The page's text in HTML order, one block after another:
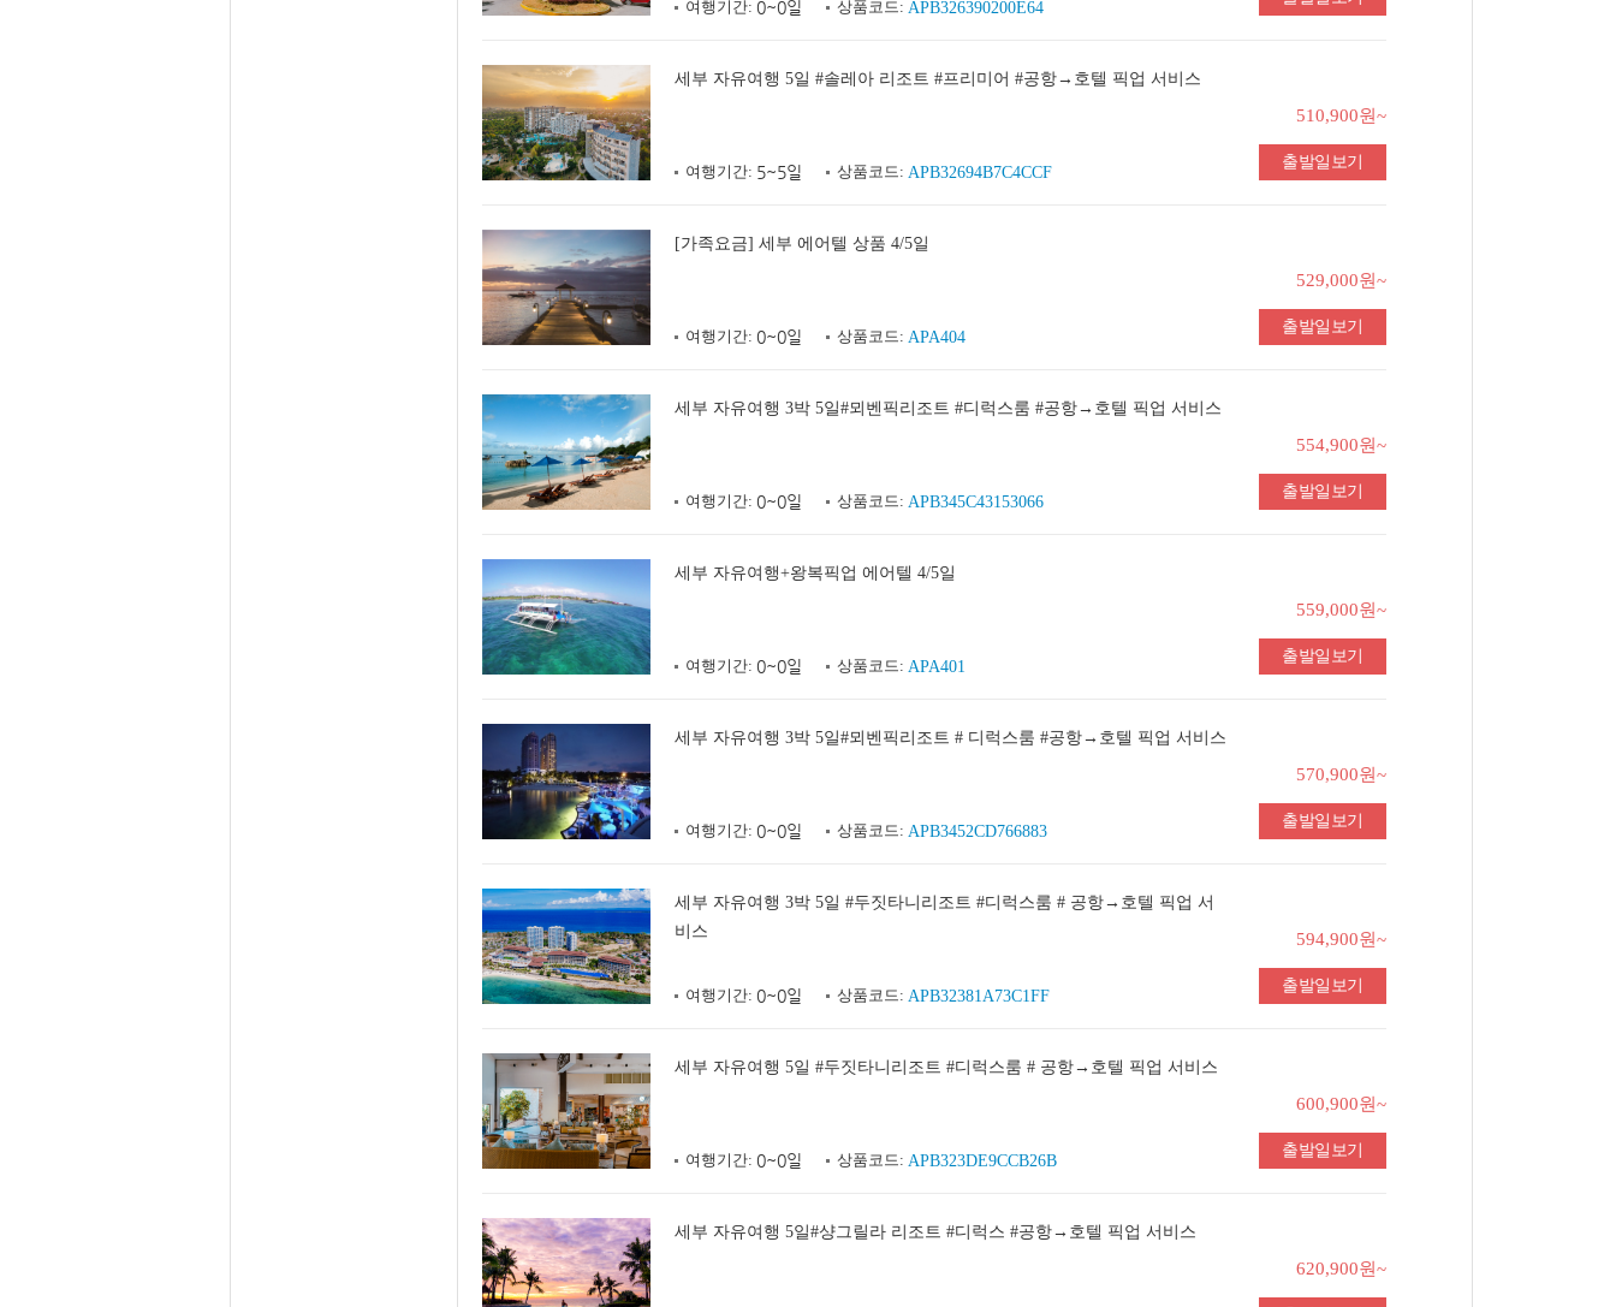
여행기간: 0~0일 상품코드: APB326390200E64
세부 자유여행 5일 #솔레아 리조트 #프리미어 #공항→호텔 픽업 서비스
여행기간: 5~5일 상품코드: APB32694B7C4CCF
510,900원~
출발일보기
[가족요금] 세부 에어텔 상품 4/5일
여행기간: 0~0일 상품코드: APA404
529,000원~
출발일보기
세부 자유여행 3박 5일#뫼벤픽리조트 #디럭스룸 #공항→호텔 픽업 서비스
여행기간: 0~0일 상품코드: APB345C43153066
554,900원~
출발일보기
세부 자유여행+왕복픽업 에어텔 4/5일
여행기간: 0~0일 상품코드: APA401
559,000원~
출발일보기
세부 자유여행 3박 5일#뫼벤픽리조트 # 디럭스룸 #공항→호텔 픽업 서비스
여행기간: 0~0일 상품코드: APB3452CD766883
570,900원~
출발일보기
세부 자유여행 3박 5일 #두짓타니리조트 #디럭스룸 # 공항→호텔 픽업 서
비스
여행기간: 0~0일 상품코드: APB32381A73C1FF
594,900원~
출발일보기
세부 자유여행 5일 #두짓타니리조트 #디럭스룸 # 공항→호텔 픽업 서비스
여행기간: 0~0일 상품코드: APB323DE9CCB26B
600,900원~
출발일보기
세부 자유여행 5일#샹그릴라 리조트 #디럭스 #공항→호텔 픽업 서비스
620,900원~